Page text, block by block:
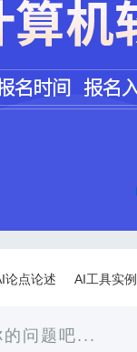
工程师
设计师
论点论述 AI工具实例